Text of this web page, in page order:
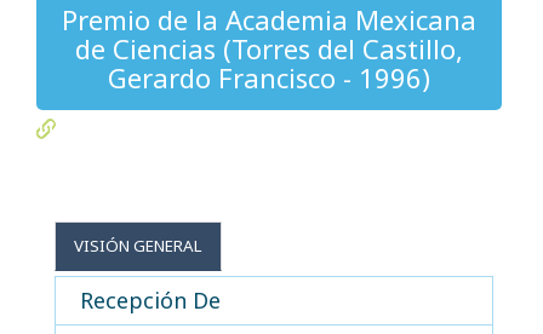
Premio de la Academia Mexicana
de Ciencias (Torres del Castillo,
Gerardo Francisco - 1996)
VISIÓN GENERAL
Recepción De